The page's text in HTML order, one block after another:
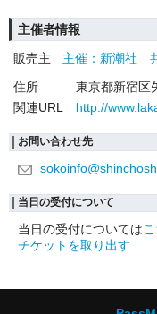
主催者情報
販売主
主催：新潮社
住所
東京都新宿区
関連URL
http://
お問い合わせ先
当日の受付について
当日の受付については
チケットを取り出す